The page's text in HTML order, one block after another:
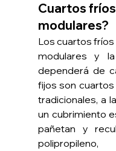
Cuartos
modulares?
Los cuartos
modulares y
dependerá de
fijos son
tradicionales, a
un cubrimiento
pañetan y